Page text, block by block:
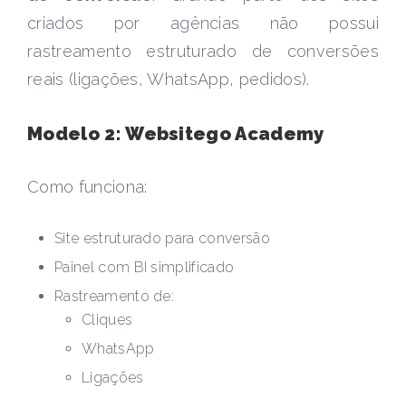
criados por agências não possui
rastreamento estruturado de conversões
reais (ligações, WhatsApp, pedidos).
Modelo 2: Websitego Academy
Como funciona:
Site estruturado para conversão
Painel com BI simplificado
Rastreamento de:
Cliques
WhatsApp
Ligações